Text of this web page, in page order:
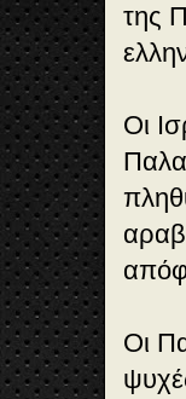
της
Οι
Οι